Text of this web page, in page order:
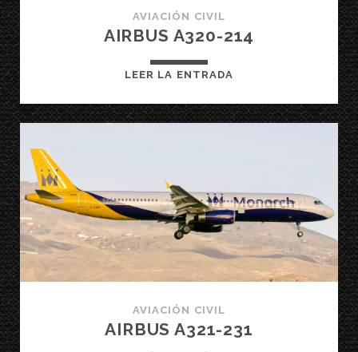
AVIACIÓN CIVIL
AIRBUS A320-214
LEER LA ENTRADA
214
AVIACIÓN CIVIL
AIRBUS A321-231